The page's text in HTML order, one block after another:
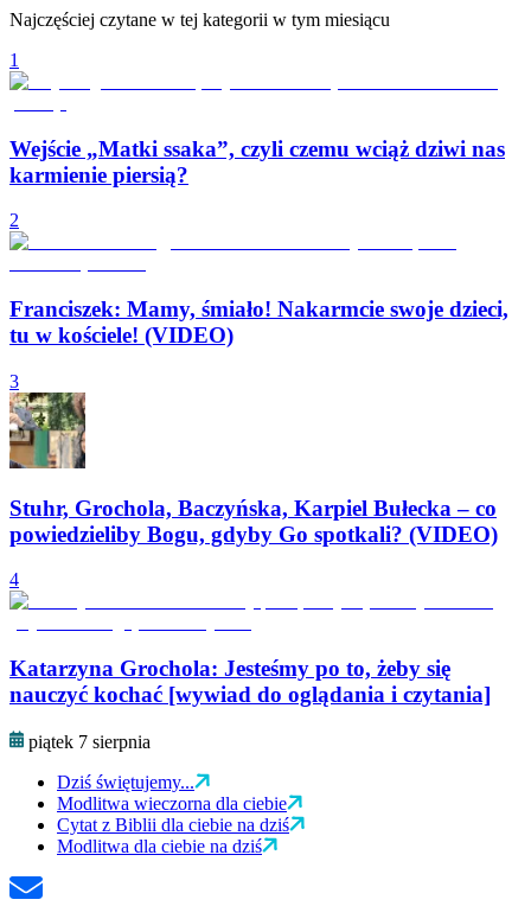
Najczęściej czytane w tej kategorii w tym miesiącu
1
Wejście „Matki ssaka”, czyli czemu wciąż dziwi nas
karmienie piersią?
2
Franciszek: Mamy, śmiało! Nakarmcie swoje dzieci,
tu w kościele! (VIDEO)
3
Stuhr, Grochola, Baczyńska, Karpiel Bułecka – co
powiedzieliby Bogu, gdyby Go spotkali? (VIDEO)
4
Katarzyna Grochola: Jesteśmy po to, żeby się
nauczyć kochać [wywiad do oglądania i czytania]
piątek 7 sierpnia
Dziś świętujemy...
Modlitwa wieczorna dla ciebie
Cytat z Biblii dla ciebie na dziś
Modlitwa dla ciebie na dziś